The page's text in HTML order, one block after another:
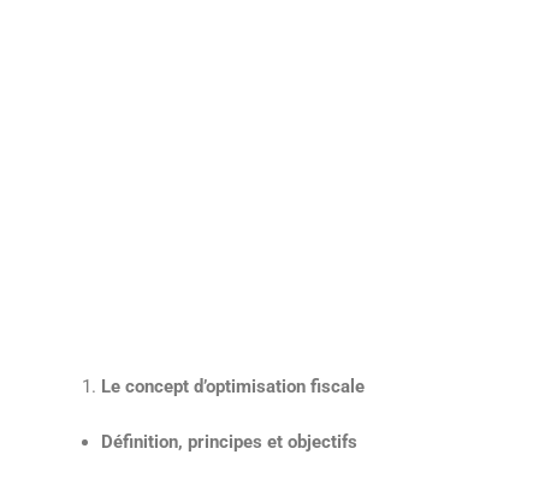
Le concept d’optimisation fiscale
Définition, principes et objectifs